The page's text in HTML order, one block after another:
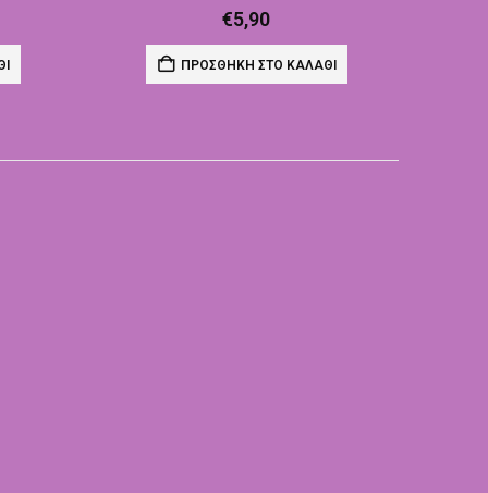
€5,90
ΠΡΟΣΘΉΚΗ ΣΤΟ ΚΑΛΆΘΙ